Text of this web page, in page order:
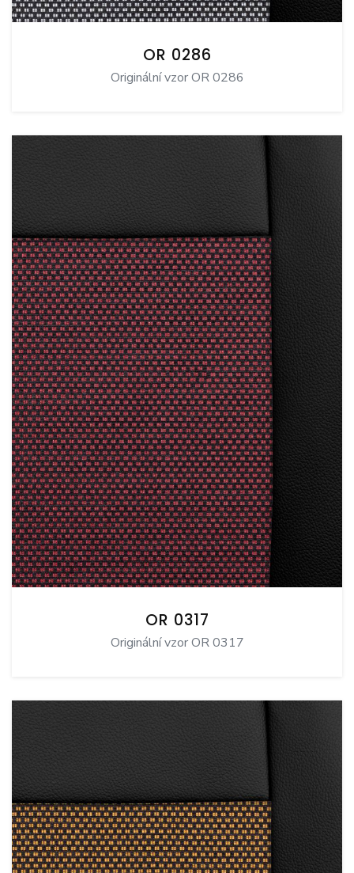
OR 0286
Originální vzor OR 0286
OR 0317
Originální vzor OR 0317